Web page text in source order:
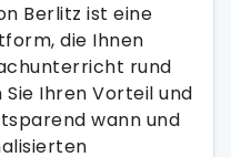
Berlitz ist eine
die Ihnen
rund
Ihren Vorteil und
wann und